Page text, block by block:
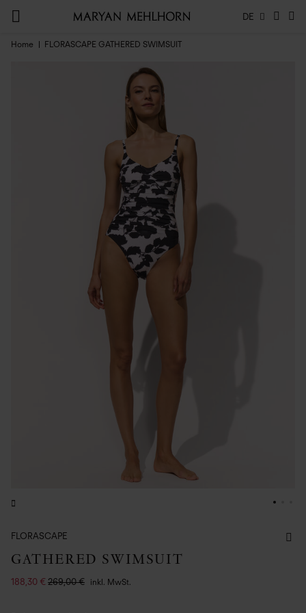
DE
Home FLORASCAPE GATHERED SWIMSUIT
FLORASCAPE
GATHERED SWIMSUIT
188,30 € 269,00 € inkl. MwSt.